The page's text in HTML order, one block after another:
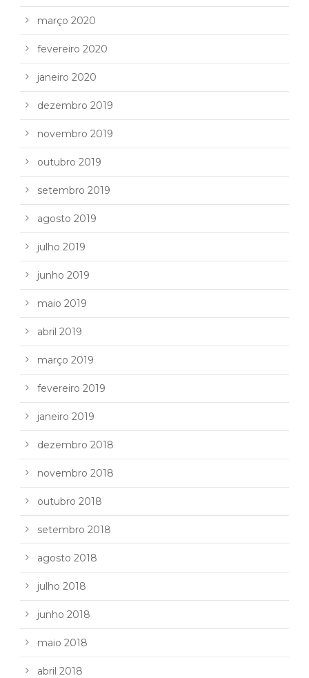
março 2020
fevereiro 2020
janeiro 2020
dezembro 2019
novembro 2019
outubro 2019
setembro 2019
agosto 2019
julho 2019
junho 2019
maio 2019
abril 2019
março 2019
fevereiro 2019
janeiro 2019
dezembro 2018
novembro 2018
outubro 2018
setembro 2018
agosto 2018
julho 2018
junho 2018
maio 2018
abril 2018